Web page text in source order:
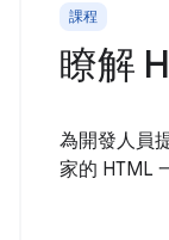
課程
瞭解
為開發人員
家的 HTML